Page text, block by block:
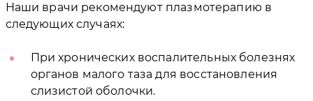
Наши врачи рекомендуют плазмотерапию в
следующих случаях:
При хронических воспалительных болезнях
органов малого таза для восстановления
слизистой оболочки.